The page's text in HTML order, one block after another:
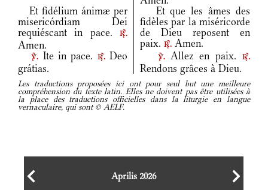
Et fidélium ánimæ per
misericórdiam Dei
requiéscant in pace.
r.
Amen.
Et que les âmes des
fidèles par la miséricorde
de Dieu reposent en
paix. r. Amen.
v. Ite in pace. r.Deo
grátias.
v.Allez en paix.r.
Rendons grâces à Dieu.
Les traductions proposées ici ont pour seul but une meilleure
compréhension du texte latin. Elles ne doivent pas être utilisées à
la place des traductions officielles dans la liturgie en langue
vernaculaire, qui sont © AELF.
Aprilis 2026